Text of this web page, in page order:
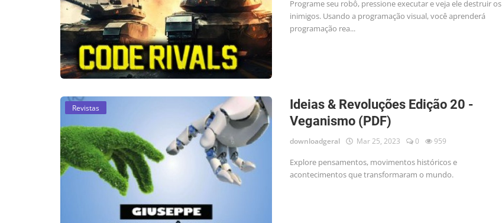
Programe seu robô, pressione executar e veja ele destruir os
inimigos. Usando a programação visual, você aprenderá
programação rea...
Revistas
Ideias & Revoluções Edição 20 -
Veganismo (PDF)
downloadgeral Mar 25, 2023 0 959
Explore pensamentos, movimentos históricos e
acontecimentos que transformaram o mundo.